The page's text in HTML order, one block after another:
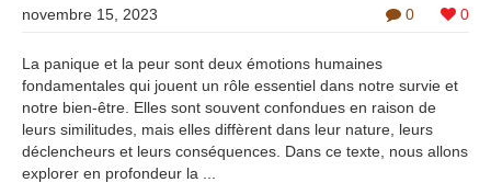
0 0
novembre 15, 2023
La panique et la peur sont deux émotions humaines
fondamentales qui jouent un rôle essentiel dans notre survie et
notre bien-être. Elles sont souvent confondues en raison de
leurs similitudes, mais elles diffèrent dans leur nature, leurs
déclencheurs et leurs conséquences. Dans ce texte, nous allons
explorer en profondeur la ...